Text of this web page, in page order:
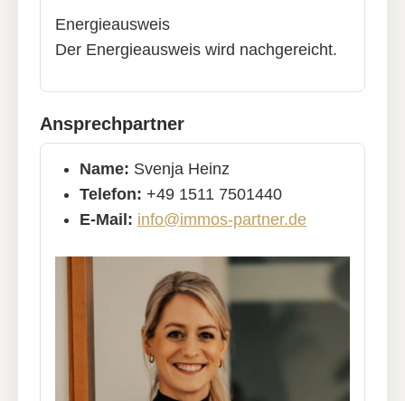
Energieausweis
Der Energieausweis wird nachgereicht.
Ansprechpartner
Name: Svenja Heinz
Telefon: +49 1511 7501440
E-Mail: info@immos-partner.de